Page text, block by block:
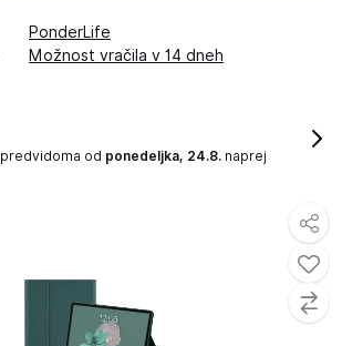
PonderLife
Možnost vračila v 14 dneh
predvidoma od ponedeljka, 24.8. naprej